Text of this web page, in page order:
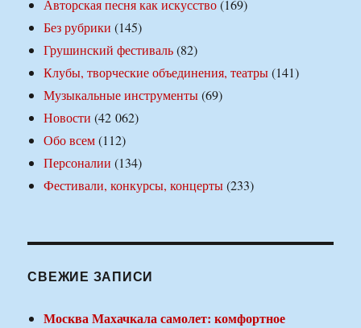
Авторская песня как искусство(169)
Без рубрики (145)
Грушинский фестиваль(82)
Клубы, творческие объединения, театры(141)
Музыкальные инструменты(69)
Новости (42 062)
Обо всем(112)
Персоналии (134)
Фестивали, конкурсы, концерты(233)
СВЕЖИЕ ЗАПИСИ
Москва Махачкала самолет: комфортное